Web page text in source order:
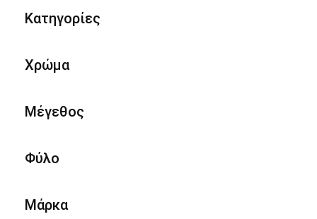
Κατηγορίες
Χρώμα
Μέγεθος
Φύλο
Μάρκα